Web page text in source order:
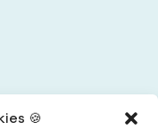
🍪